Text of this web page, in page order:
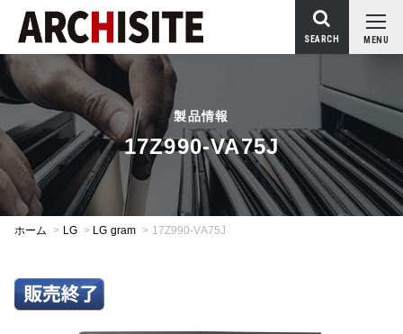
MENU
SEARCH
製品情報
17Z990-VA75J
ホーム > LG > LG gram > 17Z990-VA75J